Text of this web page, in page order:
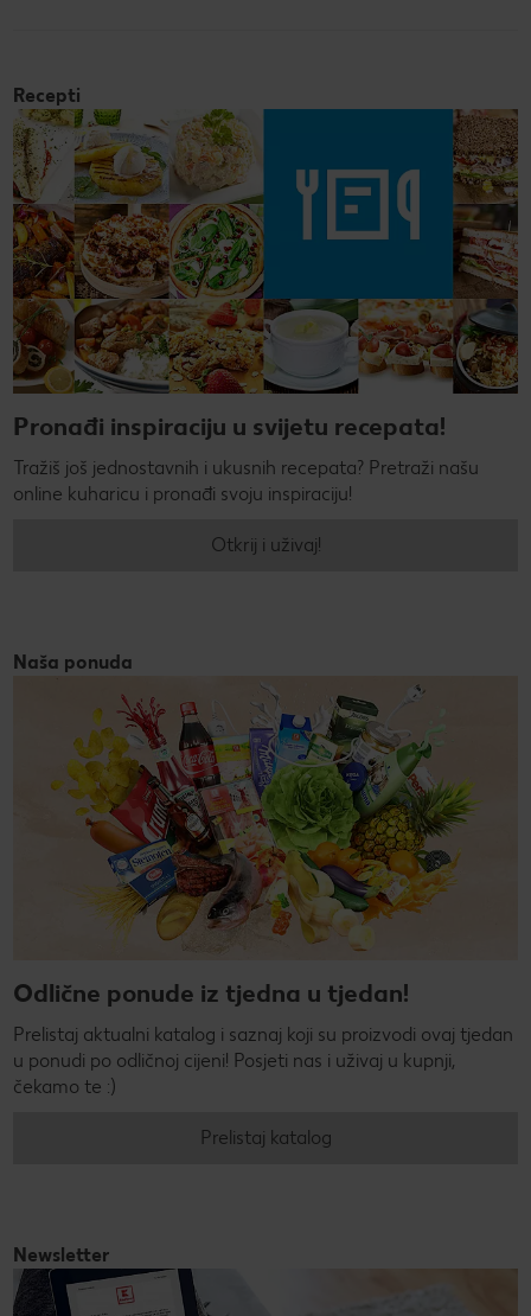
Recepti
Pronađi inspiraciju u svijetu recepata!
Tražiš još jednostavnih i ukusnih recepata? Pretraži našu
online kuharicu i pronađi svoju inspiraciju!
Otkrij i uživaj!
Naša ponuda
Odlične ponude iz tjedna u tjedan!
Prelistaj aktualni katalog i saznaj koji su proizvodi ovaj tjedan
u ponudi po odličnoj cijeni! Posjeti nas i uživaj u kupnji,
čekamo te :)
Prelistaj katalog
Newsletter